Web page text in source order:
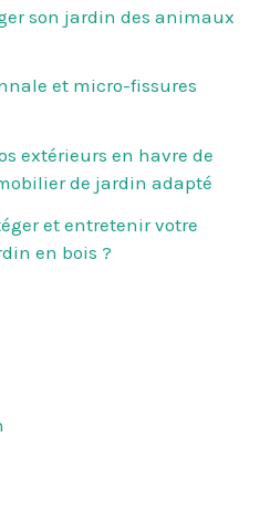
son jardin des animaux
et micro-fissures
extérieurs en havre de
de jardin adapté
et entretenir votre
en bois ?